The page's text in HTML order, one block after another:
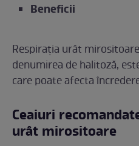
Beneficii
Respirația urât
denumirea de halitoză,
care poate afecta
Ceaiuri
urât mirositoare